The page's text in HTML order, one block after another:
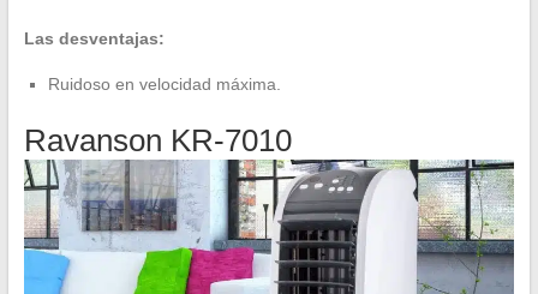
Las desventajas:
Ruidoso en velocidad máxima.
Ravanson KR-7010